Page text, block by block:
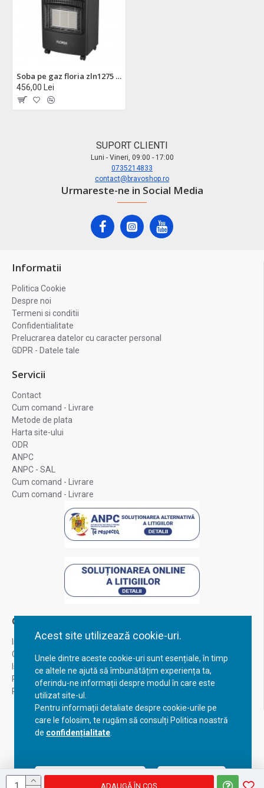
Acest site utilizează cookie-uri.
Unele dintre aceste cookie-uri sunt esențiale, în timp
ce altele ne ajută să îmbunătățim experiența ta,
oferindu-ne informații despre modul în care este
utilizat site-ul.
Pentru informații detaliate despre cookie-urile pe
care le folosim, te rugăm să consulți Politica noastră
de confidențialitate
Acceptă setările curente Configurează
ADAUGĂ ÎN COŞ
Soba pe gaz floria zln1275 - 4200w, 3 trepte putere, incalzire 30-60mp, furtun inclus
456,00 Lei
SUPORT CLIENTI
Luni - Vineri, 09:00 - 17:00
0735214833
contact@bravoshop.ro
Urmareste-ne in Social Media
Informatii
Politica Cookie
Despre noi
Termeni si conditii
Confidentialitate
Prelucrarea datelor cu caracter personal
GDPR - Datele tale
Servicii
Contact
Cum comand - Livrare
Metode de plata
Harta site-ului
ODR
ANPC
ANPC - SAL
Cum comand - Livrare
Cum comand - Livrare
Contul Meu
Inregistrare
Contul meu
Istoric comenzi
Recuperare parola
Returnare produs